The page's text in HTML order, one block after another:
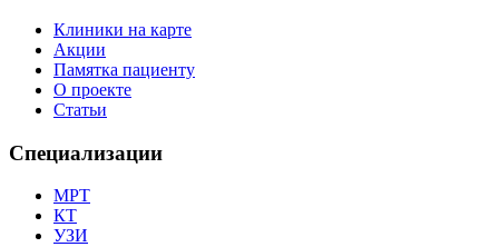
Клиники на карте
Акции
Памятка пациенту
О проекте
Статьи
Специализации
МРТ
КТ
УЗИ